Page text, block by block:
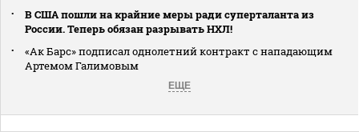
В США пошли на крайние меры ради суперталанта из
России. Теперь обязан разрывать НХЛ!
«Ак Барс» подписал однолетний контракт с нападающим
Артемом Галимовым
ЕЩЕ